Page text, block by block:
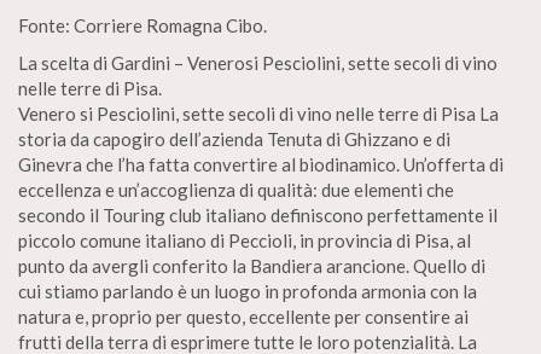
Fonte: Corriere Romagna Cibo.
La scelta di Gardini – Venerosi Pesciolini, sette secoli di vino
nelle terre di Pisa.
Venero si Pesciolini, sette secoli di vino nelle terre di Pisa La
storia da capogiro dell’azienda Tenuta di Ghizzano e di
Ginevra che l’ha fatta convertire al biodinamico. Un’offerta di
eccellenza e un’accoglienza di qualità: due elementi che
secondo il Touring club italiano definiscono perfettamente il
piccolo comune italiano di Peccioli, in provincia di Pisa, al
punto da avergli conferito la Bandiera arancione. Quello di
cui stiamo parlando è un luogo in profonda armonia con la
natura e, proprio per questo, eccellente per consentire ai
frutti della terra di esprimere tutte le loro potenzialità. La